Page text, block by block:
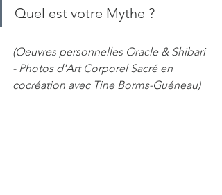
Quel est votre Mythe ?
(Oeuvres personnelles Oracle & Shibari
- Photos d'Art Corporel Sacré en
cocréation avec Tine Borms-Guéneau)